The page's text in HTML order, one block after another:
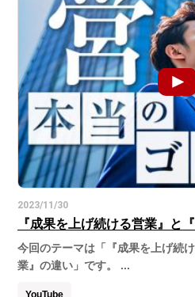
2023/11/30
『成果を上げ続ける営業』と
今回のテーマは「『成果を上げ続
業』の違い」です。 ...